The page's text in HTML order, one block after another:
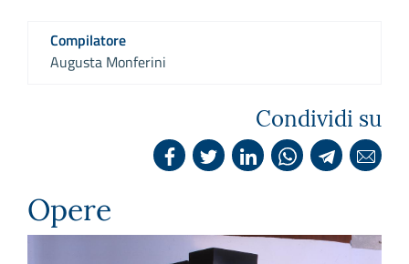
Compilatore
Augusta Monferini
Condividi su
Opere